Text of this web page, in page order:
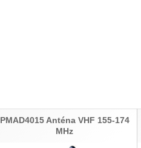
PMAD4015 Anténa VHF 155-174
MHz